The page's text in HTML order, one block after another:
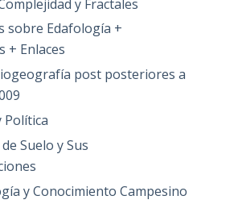
y Fractales
sobre Edafología +
+ Enlaces
post posteriores a
Política
Suelo y Sus
y Conocimiento Campesino